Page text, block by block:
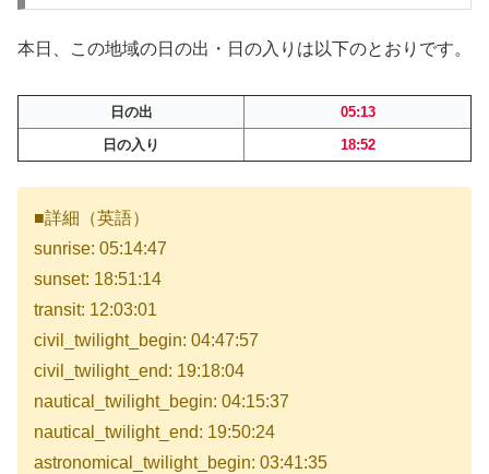
本日、この地域の日の出・日の入りは以下のとおりです。
日の出
05:13
日の入り
18:52
■詳細（英語）
sunrise: 05:14:47
sunset: 18:51:14
transit: 12:03:01
civil_twilight_begin: 04:47:57
civil_twilight_end: 19:18:04
nautical_twilight_begin: 04:15:37
nautical_twilight_end: 19:50:24
astronomical_twilight_begin: 03:41:35